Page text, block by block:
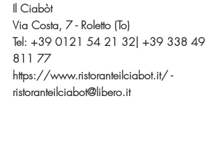
Il Ciabòt
Via Costa, 7 - Roletto (To)
Tel: +39 0121 54 21 32| +39 338 49
811 77
https://www.ristoranteilciabot.it/ -
ristoranteilciabot@libero.it